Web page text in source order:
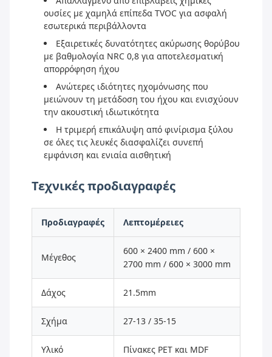
ουσίες με χαμηλά επίπεδα TVOC για ασφαλή
εσωτερικά περιβάλλοντα
Εξαιρετικές δυνατότητες ακύρωσης θορύβου
με βαθμολογία NRC 0,8 για αποτελεσματική
απορρόφηση ήχου
Ανώτερες ιδιότητες ηχομόνωσης που
μειώνουν τη μετάδοση του ήχου και ενισχύουν
την ακουστική ιδιωτικότητα
Η τριμερή επικάλυψη από φινίρισμα ξύλου
σε όλες τις λευκές διασφαλίζει συνεπή
εμφάνιση και ενιαία αισθητική
Τεχνικές προδιαγραφές
Προδιαγραφές Λεπτομέρειες
Μέγεθος
600 × 2400 mm / 600 ×
2700 mm / 600 × 3000 mm
Δάχος 21.5mm
Σχήμα 27-13 / 35-15
Υλικό Πίνακες PET και MDF